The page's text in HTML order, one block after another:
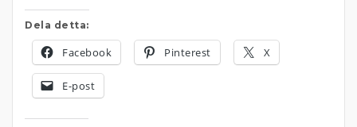
Dela detta:
Facebook Pinterest X
E-post